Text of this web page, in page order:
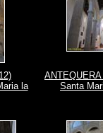
la
Santa